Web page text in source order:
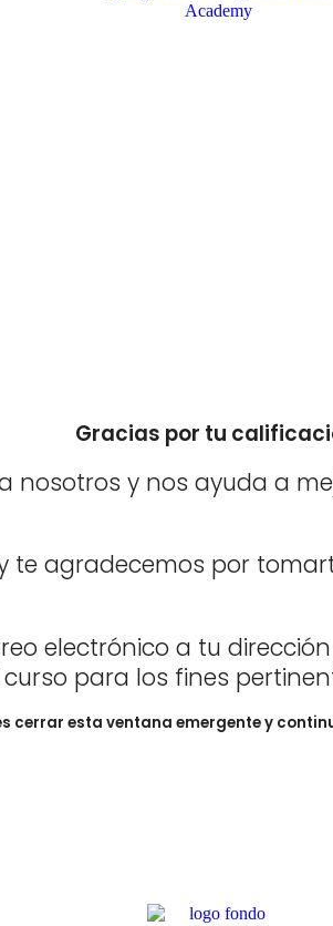
Gracias por tu
nosotros y nos ayuda a
te agradecemos por
electrónico a tu
para los fines
cerrar esta ventana emergente y